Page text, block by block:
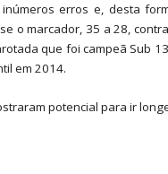
erros e, desta
o marcador, 35 a 28,
que foi campeã Sub
em 2014.
potencial para ir